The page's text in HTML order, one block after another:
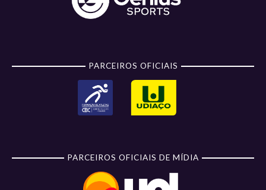
PARCEIROS OFICIAIS
PARCEIROS OFICIAIS DE MÍDIA